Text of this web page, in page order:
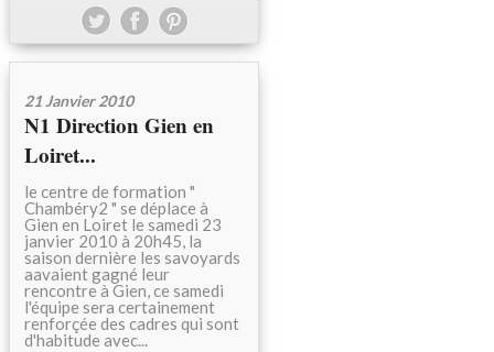
21 Janvier 2010
N1 Direction Gien en
Loiret...
le centre de formation "
Chambéry2 " se déplace à
Gien en Loiret le samedi 23
janvier 2010 à 20h45, la
saison dernière les savoyards
aavaient gagné leur
rencontre à Gien, ce samedi
l'équipe sera certainement
renforçée des cadres qui sont
d'habitude avec...